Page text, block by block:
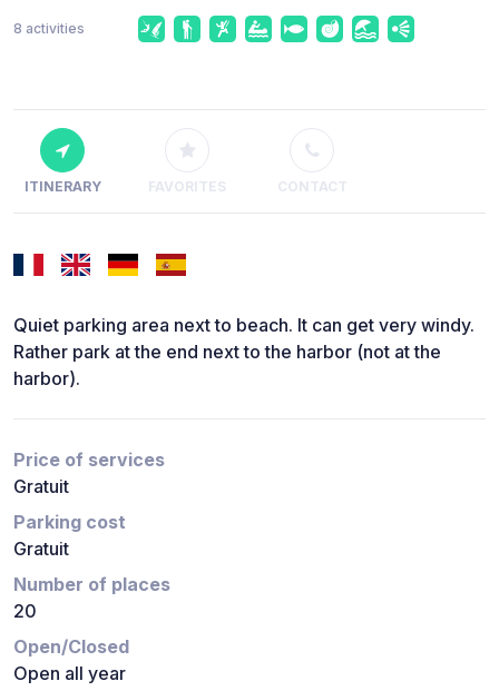
8 activities
ITINERARY FAVORITES CONTACT
Quiet parking area next to beach. It can get very windy.
Rather park at the end next to the harbor (not at the
harbor).
Price of services
Gratuit
Parking cost
Gratuit
Number of places
20
Open/Closed
Open all year